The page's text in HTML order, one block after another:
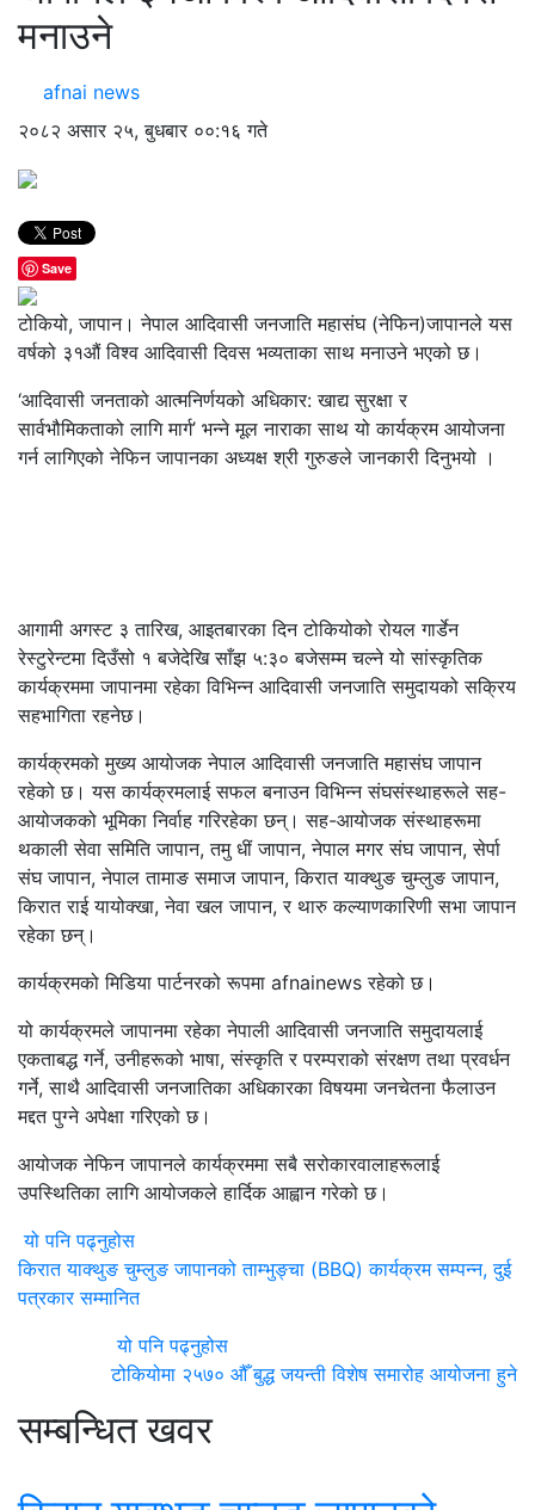
मनाउने
afnai news
२०८२ असार २५, बुधबार ००:१६ गते
Save
टोकियो, जापान। नेपाल आदिवासी जनजाति महासंघ (नेफिन)जापानले यस
वर्षको ३१औं विश्व आदिवासी दिवस भव्यताका साथ मनाउने भएको छ।
‘आदिवासी जनताको आत्मनिर्णयको अधिकार: खाद्य सुरक्षा र
सार्वभौमिकताको लागि मार्ग’ भन्ने मूल नाराका साथ यो कार्यक्रम आयोजना
गर्न लागिएको नेफिन जापानका अध्यक्ष श्री गुरुङले जानकारी दिनुभयो ।
आगामी अगस्ट ३ तारिख, आइतबारका दिन टोकियोको रोयल गार्डेन
रेस्टुरेन्टमा दिउँसो १ बजेदेखि साँझ ५:३० बजेसम्म चल्ने यो सांस्कृतिक
कार्यक्रममा जापानमा रहेका विभिन्न आदिवासी जनजाति समुदायको सक्रिय
सहभागिता रहनेछ।
कार्यक्रमको मुख्य आयोजक नेपाल आदिवासी जनजाति महासंघ जापान
रहेको छ। यस कार्यक्रमलाई सफल बनाउन विभिन्न संघसंस्थाहरूले सह-
आयोजकको भूमिका निर्वाह गरिरहेका छन्। सह-आयोजक संस्थाहरूमा
थकाली सेवा समिति जापान, तमु धीं जापान, नेपाल मगर संघ जापान, सेर्पा
संघ जापान, नेपाल तामाङ समाज जापान, किरात याक्थुङ चुम्लुङ जापान,
किरात राई यायोक्खा, नेवा खल जापान, र थारु कल्याणकारिणी सभा जापान
रहेका छन्।
कार्यक्रमको मिडिया पार्टनरको रूपमा afnainews रहेको छ।
यो कार्यक्रमले जापानमा रहेका नेपाली आदिवासी जनजाति समुदायलाई
एकताबद्ध गर्ने, उनीहरूको भाषा, संस्कृति र परम्पराको संरक्षण तथा प्रवर्धन
गर्ने, साथै आदिवासी जनजातिका अधिकारका विषयमा जनचेतना फैलाउन
मद्दत पुग्ने अपेक्षा गरिएको छ।
आयोजक नेफिन जापानले कार्यक्रममा सबै सरोकारवालाहरूलाई
उपस्थितिका लागि आयोजकले हार्दिक आह्वान गरेको छ।
यो पनि पढ्नुहोस
किरात याक्थुङ चुम्लुङ जापानको ताम्भुङ्चा (BBQ) कार्यक्रम सम्पन्न, दुई
पत्रकार सम्मानित
यो पनि पढ्नुहोस
टोकियोमा २५७० औँ बुद्ध जयन्ती विशेष समारोह आयोजना हुने
सम्बन्धित खवर